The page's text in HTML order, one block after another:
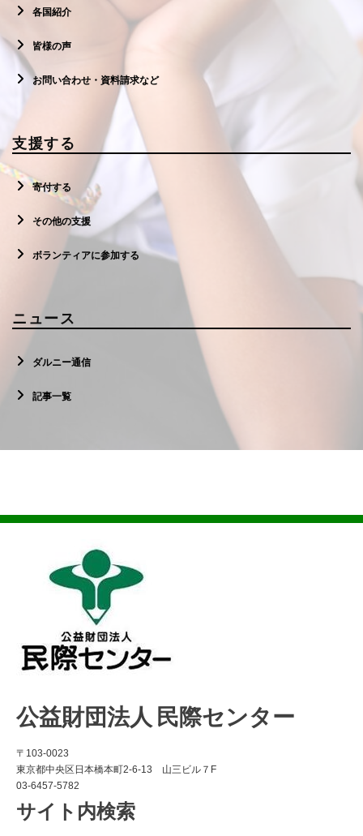
各国紹介
皆様の声
お問い合わせ・資料請求など
支援する
寄付する
その他の支援
ボランティアに参加する
ニュース
ダルニー通信
記事一覧
公益財団法人 民際センター
〒103-0023
東京都中央区日本橋本町2-6-13 山三ビル７F
03-6457-5782
サイト内検索